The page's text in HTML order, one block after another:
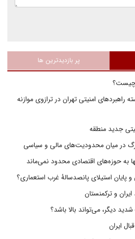
پر بازدیدترین ها
چیست؟
راهبردهای امنیتی تهران در ترازوی موازنه
جدید منطقه
در میان محدودیت‌های مالی و سیاسی
به حوزه‌های اقتصادی محدود نمی‌ماند
پایان استیلای پانصدسالۀ غرب استعماری؟
و ترکمنستان
دیگر، می‌تواند بالا باشد؟
ایران